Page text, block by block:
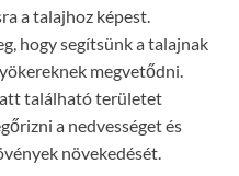
a talajhoz képest.
hogy segítsünk a talajnak
megvetődni.
található területet
a nedvességet és
növekedését.